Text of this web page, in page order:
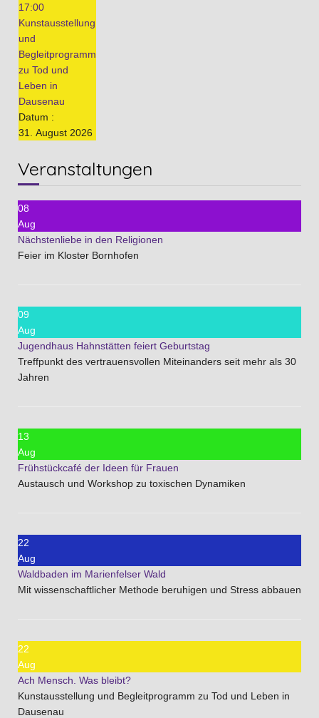
17:00
Kunstausstellung
und
Begleitprogramm
zu Tod und
Leben in
Dausenau
Datum :
31. August 2026
Veranstaltungen
08
Aug
Nächstenliebe in den Religionen
Feier im Kloster Bornhofen
09
Aug
Jugendhaus Hahnstätten feiert Geburtstag
Treffpunkt des vertrauensvollen Miteinanders seit mehr als 30
Jahren
13
Aug
Frühstückcafé der Ideen für Frauen
Austausch und Workshop zu toxischen Dynamiken
22
Aug
Waldbaden im Marienfelser Wald
Mit wissenschaftlicher Methode beruhigen und Stress abbauen
22
Aug
Ach Mensch. Was bleibt?
Kunstausstellung und Begleitprogramm zu Tod und Leben in
Dausenau